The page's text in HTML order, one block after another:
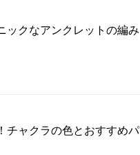
ックなアンクレットの編み
チャクラの色とおすすめパ